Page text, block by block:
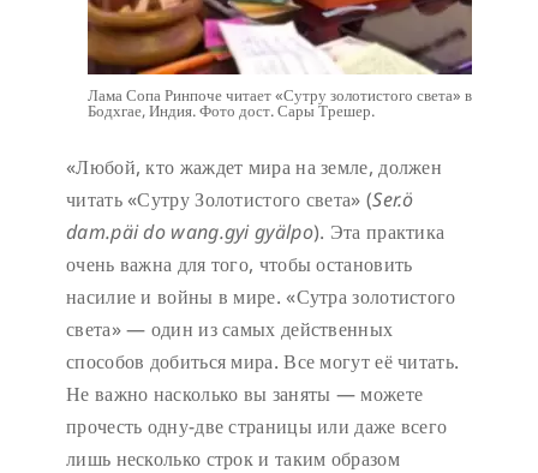
Лама Сопа Ринпоче читает «Сутру золотистого света» в
Бодхгае, Индия. Фото дост. Сары Трешер.
«Любой, кто жаждет мира на земле, должен
читать «Сутру Золотистого света» (Ser.ö
dam.päi do wang.gyi gyälpo). Эта практика
очень важна для того, чтобы остановить
насилие и войны в мире. «Сутра золотистого
света» — один из самых действенных
способов добиться мира. Все могут её читать.
Не важно насколько вы заняты — можете
прочесть одну-две страницы или даже всего
лишь несколько строк и таким образом